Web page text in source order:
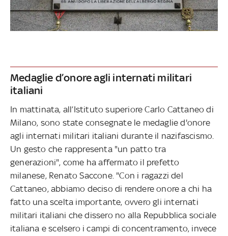
Medaglie d’onore agli internati militari
italiani
In mattinata, all’Istituto superiore Carlo Cattaneo di
Milano, sono state consegnate le medaglie d'onore
agli internati militari italiani durante il nazifascismo.
Un gesto che rappresenta "un patto tra
generazioni", come ha affermato il prefetto
milanese, Renato Saccone. "Con i ragazzi del
Cattaneo, abbiamo deciso di rendere onore a chi ha
fatto una scelta importante, ovvero gli internati
militari italiani che dissero no alla Repubblica sociale
italiana e scelsero i campi di concentramento, invece